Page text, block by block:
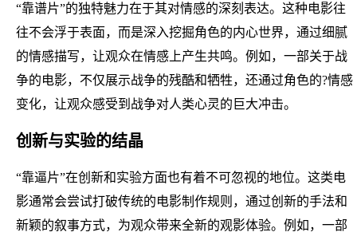
“靠谱片”的独特魅力在于其对情感的深刻表达。这种电影往
往不会浮于表面，而是深入挖掘角色的内心世界，通过细腻
的情感描写，让观众在情感上产生共鸣。例如，一部关于战
争的电影，不仅展示战争的残酷和牺牲，还通过角色的?情感
变化，让观众感受到战争对人类心灵的巨大冲击。
创新与实验的结晶
“靠逼片”在创新和实验方面也有着不可忽视的地位。这类电
影通常会尝试打破传统的电影制作规则，通过创新的手法和
新颖的叙事方式，为观众带来全新的观影体验。例如，一部